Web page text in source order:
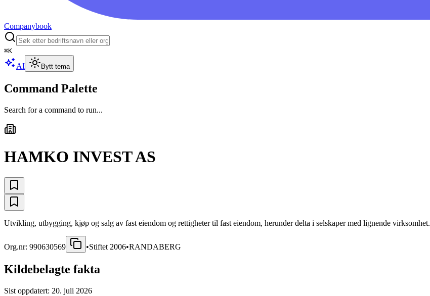
Companybook
⌘K
AI Bytt tema
Command Palette
Search for a command to run...
HAMKO INVEST AS
Utvikling, utbygging, kjøp og salg av fast eiendom og rettigheter til fast eiendom, herunder delta i selskaper med lignende virksomhet.
Org.nr: 990630569 •Stiftet 2006•RANDABERG
Kildebelagte fakta
Sist oppdatert: 20. juli 2026